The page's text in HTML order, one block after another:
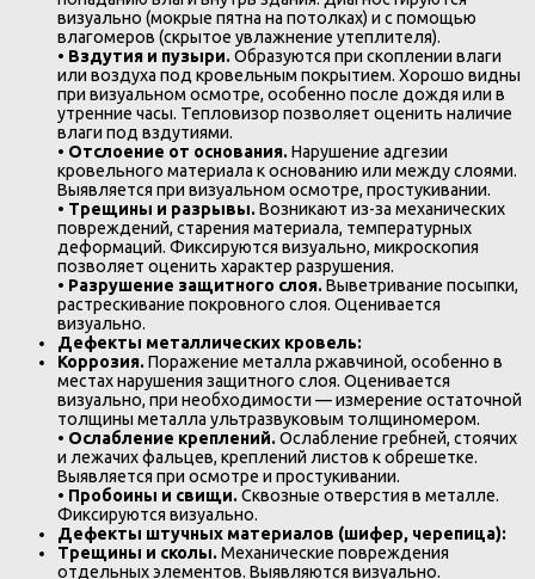
визуально (мокрые пятна на потолках) и с помощью
влагомеров (скрытое увлажнение утеплителя).
• Вздутия и пузыри.Образуются при скоплении влаги
или воздуха под кровельным покрытием. Хорошо видны
при визуальном осмотре, особенно после дождя или в
утренние часы. Тепловизор позволяет оценить наличие
влаги под вздутиями.
• Отслоение от основания.Нарушение адгезии
кровельного материала к основанию или между слоями.
Выявляется при визуальном осмотре, простукивании.
• Трещины и разрывы.Возникают из-за механических
повреждений, старения материала, температурных
деформаций. Фиксируются визуально, микроскопия
позволяет оценить характер разрушения.
• Разрушение защитного слоя.Выветривание посыпки,
растрескивание покровного слоя. Оценивается
визуально.
Дефекты металлических кровель:
Коррозия.Поражение металла ржавчиной, особенно в
местах нарушения защитного слоя. Оценивается
визуально, при необходимости — измерение остаточной
толщины металла ультразвуковым толщиномером.
• Ослабление креплений.Ослабление гребней, стоячих
и лежачих фальцев, креплений листов к обрешетке.
Выявляется при осмотре и простукивании.
• Пробоины и свищи.Сквозные отверстия в металле.
Фиксируются визуально.
Дефекты штучных материалов (шифер, черепица):
Трещины и сколы.Механические повреждения
отдельных элементов. Выявляются визуально.